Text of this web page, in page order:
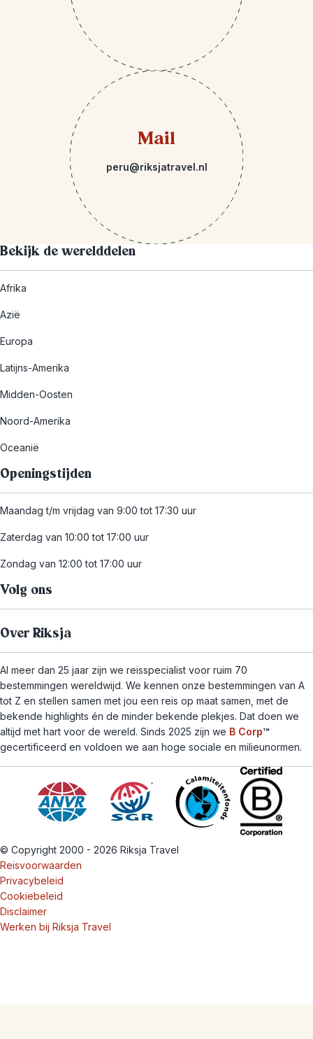
Mail
peru@riksjatravel.nl
Bekijk de werelddelen
Afrika
Azië
Europa
Latijns-Amerika
Midden-Oosten
Noord-Amerika
Oceanië
Openingstijden
Maandag t/m vrijdag van 9:00 tot 17:30 uur
Zaterdag van 10:00 tot 17:00 uur
Zondag van 12:00 tot 17:00 uur
Volg ons
Over Riksja
Al meer dan 25 jaar zijn we reisspecialist voor ruim 70
bestemmingen wereldwijd. We kennen onze bestemmingen van A
tot Z en stellen samen met jou een reis op maat samen, met de
bekende highlights én de minder bekende plekjes. Dat doen we
altijd met hart voor de wereld. Sinds 2025 zijn we B Corp™
gecertificeerd en voldoen we aan hoge sociale en milieunormen.
© Copyright 2000 - 2026 Riksja Travel
Reisvoorwaarden
Privacybeleid
Cookiebeleid
Disclaimer
Werken bij Riksja Travel